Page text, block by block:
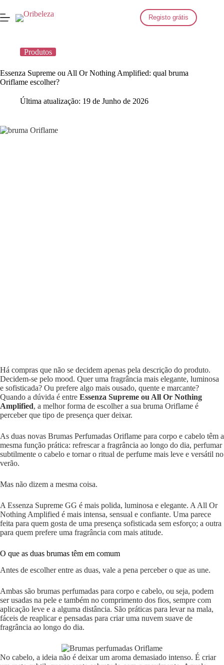
para
o
Registo grátis
Produtos
Essenza Supreme ou All Or Nothing Amplified: qual bruma
Oriflame escolher?
Última atualização: 19 de Junho de 2026
Há compras que não se decidem apenas pela descrição do produto.
Decidem-se pelo mood. Quer uma fragrância mais elegante, luminosa
e sofisticada? Ou prefere algo mais ousado, quente e marcante?
Quando a dúvida é entre Essenza Supreme ou All Or Nothing
Amplified, a melhor forma de escolher a sua bruma Oriflame é
perceber que tipo de presença quer deixar.
As duas novas Brumas Perfumadas Oriflame para corpo e cabelo têm a
mesma função prática: refrescar a fragrância ao longo do dia, perfumar
subtilmente o cabelo e tornar o ritual de perfume mais leve e versátil no
verão.
Mas não dizem a mesma coisa.
A Essenza Supreme GG é mais polida, luminosa e elegante. A All Or
Nothing Amplified é mais intensa, sensual e confiante. Uma parece
feita para quem gosta de uma presença sofisticada sem esforço; a outra
para quem prefere uma fragrância com mais atitude.
O que as duas brumas têm em comum
Antes de escolher entre as duas, vale a pena perceber o que as une.
Ambas são brumas perfumadas para corpo e cabelo, ou seja, podem
ser usadas na pele e também no comprimento dos fios, sempre com
aplicação leve e a alguma distância. São práticas para levar na mala,
fáceis de reaplicar e pensadas para criar uma nuvem suave de
fragrância ao longo do dia.
No cabelo, a ideia não é deixar um aroma demasiado intenso. É criar